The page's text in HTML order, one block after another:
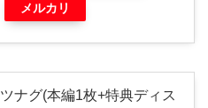
メルカリ
ツナグ(本編1枚+特典ディス